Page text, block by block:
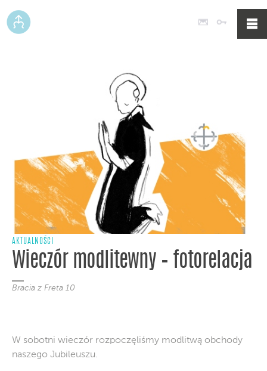
Poczta
AKTUALNOŚCI
Wieczór modlitewny – fotorelacja
Bracia z Freta 10
W sobotni wieczór rozpoczęliśmy modlitwą obchody
naszego Jubileuszu.